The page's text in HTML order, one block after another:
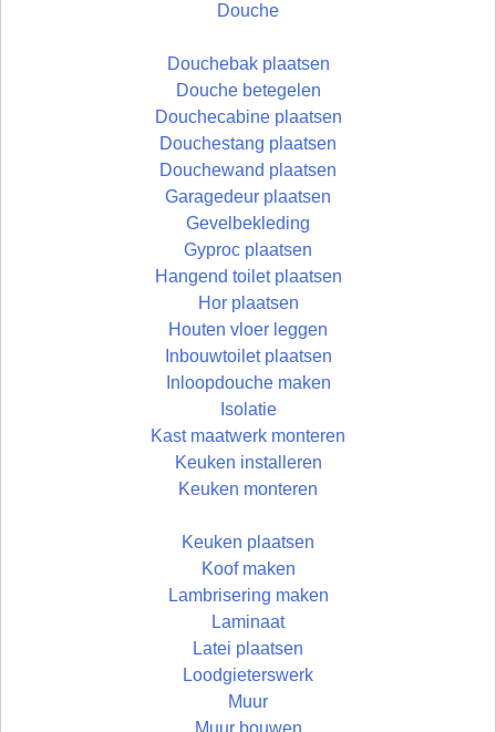
Douche
Douchebak plaatsen
Douche betegelen
Douchecabine plaatsen
Douchestang plaatsen
Douchewand plaatsen
Garagedeur plaatsen
Gevelbekleding
Gyproc plaatsen
Hangend toilet plaatsen
Hor plaatsen
Houten vloer leggen
Inbouwtoilet plaatsen
Inloopdouche maken
Isolatie
Kast maatwerk monteren
Keuken installeren
Keuken monteren
Keuken plaatsen
Koof maken
Lambrisering maken
Laminaat
Latei plaatsen
Loodgieterswerk
Muur